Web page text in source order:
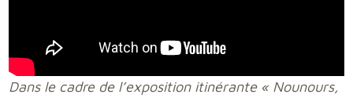
Dans le cadre de l’exposition itinérante « Nounours,